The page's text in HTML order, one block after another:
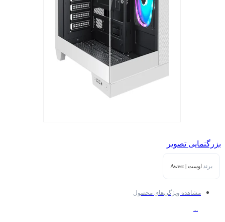
بزرگنمایی تصویر
برند اوست | Awest
مشاهده ویژگی‌های محصول